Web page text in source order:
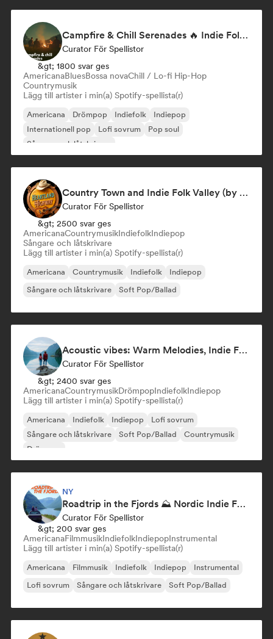
Campfire & Chill Serenades 🔥 Indie Folk, Acoustic & Singer-Songwriter
Curator För Spellistor
&gt; 1800 svar ges
AmericanaBluesBossa novaChill / Lo-fi Hip-Hop
Countrymusik
Lägg till artister i min(a) Spotify-spellista(r)
Americana Drömpop Indiefolk
Indiepop
Internationell pop
Lofi sovrum
Pop soul
Sångare och låtskrivare
Country Town and Indie Folk Valley (by Heartland Highway)
Curator För Spellistor
&gt; 2500 svar ges
AmericanaCountrymusikIndiefolkIndiepop
Sångare och låtskrivare
Lägg till artister i min(a) Spotify-spellista(r)
Americana Countrymusik Indiefolk
Indiepop
Sångare och låtskrivare
Soft Pop/Ballad
Acoustic vibes: Warm Melodies, Indie Folk & Singer-Songwriter 🏞️
Curator För Spellistor
&gt; 2400 svar ges
AmericanaCountrymusikDrömpopIndiefolkIndiepop
Lägg till artister i min(a) Spotify-spellista(r)
Americana Indiefolk Indiepop
Lofi sovrum
Sångare och låtskrivare
Soft Pop/Ballad
Countrymusik
Drömpop
NY
Roadtrip in the Fjords ⛰️ Nordic Indie Folk & Singer-Songwriter
Curator För Spellistor
&gt; 200 svar ges
AmericanaFilmmusikIndiefolkIndiepopInstrumental
Lägg till artister i min(a) Spotify-spellista(r)
Americana Filmmusik Indiefolk Indiepop
Instrumental
Lofi sovrum
Sångare och låtskrivare Soft Pop/Ballad